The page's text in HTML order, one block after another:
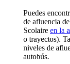
Puedes
de afluencia
Scolaire en la
o trayectos).
niveles de
autobús.